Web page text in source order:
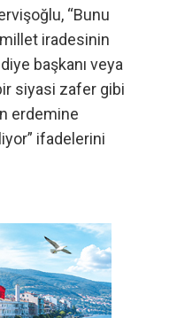
“Bunu
iradesinin
başkanı veya
siyasi zafer gibi
erdemine
ifadelerini